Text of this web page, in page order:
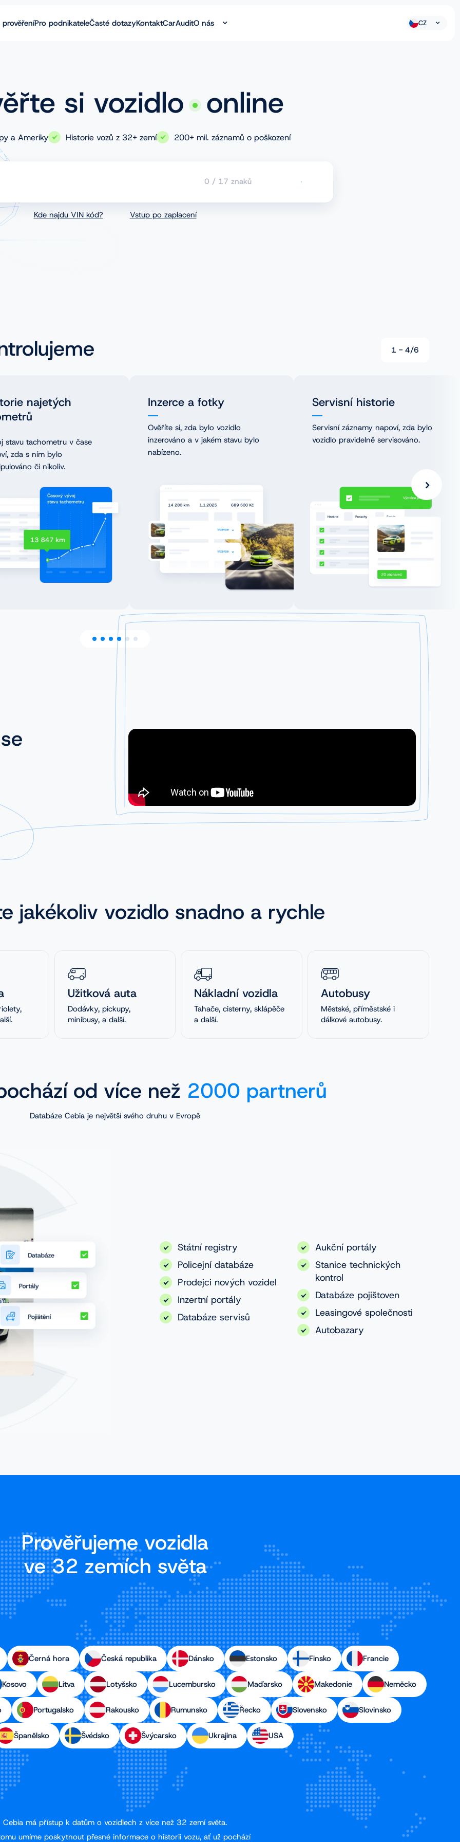
prověřeníPro podnikateleČasté dotazyKontaktCarAuditO nás CZ
si vozidlo online
a Ameriky Historie vozů z 32+ zemí 200+ mil. záznamů o poškození
0 / 17 znaků Prověřit
Kde najdu VIN kód? Vstup po zaplacení
1 - 4/6
najetých
stavu tachometru v čase
zda s ním bylo
či nikoliv.
Inzerce a fotky
Ověříte si, zda bylo vozidlo
inzerováno a v jakém stavu bylo
nabízeno.
Servisní historie
Servisní záznamy napoví, zda bylo
vozidlo pravidelně servisováno.
jakékoliv vozidlo snadno a rychle
Užitková auta
Dodávky, pickupy,
minibusy, a další.
Nákladní vozidla
Tahače, cisterny, sklápěče
a další.
Autobusy
Městské, příměstské i
dálkové autobusy.
od více než 2000 partnerů
Databáze Cebia je největší svého druhu v Evropě
Státní registry
Policejní databáze
Prodejci nových vozidel
Inzertní portály
Databáze servisů
Aukční portály
Stanice technických
kontrol
Databáze pojištoven
Leasingové společnosti
Autobazary
Prověřujeme vozidla
ve 32 zemích světa
Černá hora Česká republika Dánsko Estonsko Finsko Francie
Kosovo Litva Lotyšsko Lucembursko Maďarsko Makedonie Neměcko
Portugalsko Rakousko Rumunsko Řecko Slovensko Slovinsko
Španělsko Švédsko Švýcarsko Ukrajina USA
Cebia má přístup k datům o vozidlech z více než 32 zemí světa.
umíme poskytnout přesné informace o historii vozu, ať už pochází